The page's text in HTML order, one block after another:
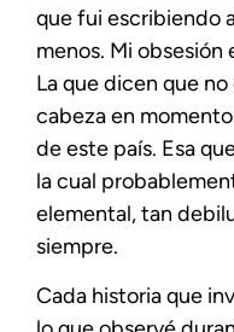
que fui escribiendo
menos. Mi obsesión
La que dicen que
cabeza en
de este país. Esa
la cual
elemental, tan
siempre.
Cada historia que